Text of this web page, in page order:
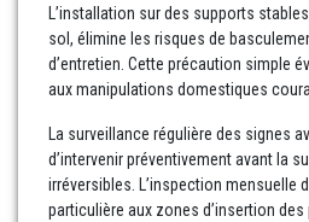
L’installation sur des supports
sol, élimine les risques de
d’entretien. Cette précaution simple
aux manipulations domestiques
La surveillance régulière des signes
d’intervenir préventivement avant la
irréversibles. L’inspection mensuelle
particulière aux zones d’insertion